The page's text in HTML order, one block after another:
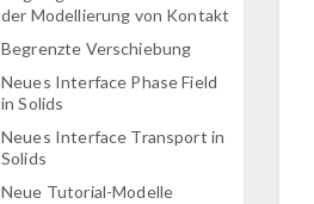
der Modellierung von Kontakt
Begrenzte Verschiebung
Neues Interface Phase Field
in Solids
Neues Interface Transport in
Solids
Neue Tutorial-Modelle